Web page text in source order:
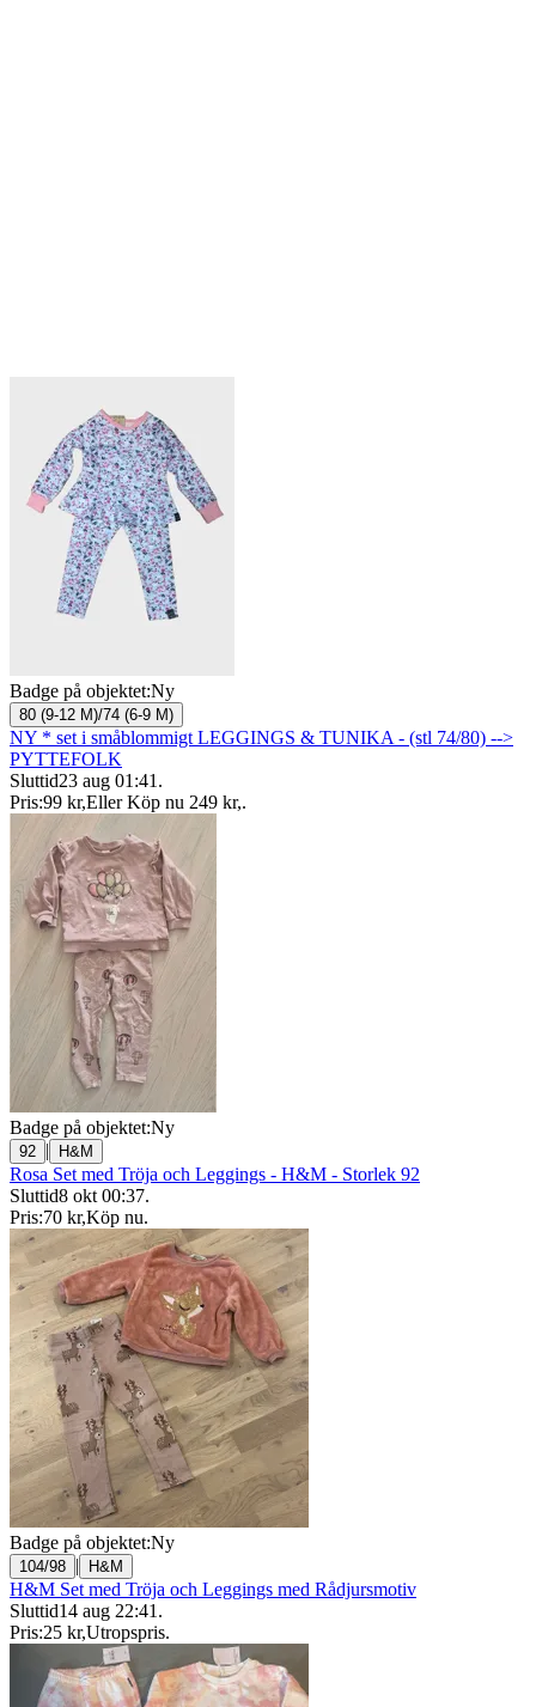
Badge på objektet:Ny
80 (9-12 M)/74 (6-9 M)
NY * set i småblommigt LEGGINGS & TUNIKA - (stl 74/80) -->
PYTTEFOLK
Sluttid23 aug 01:41 .
Pris:99 kr,Eller Köp nu 249 kr,.
Badge på objektet:Ny
92 | H&M
Rosa Set med Tröja och Leggings - H&M - Storlek 92
Sluttid8 okt 00:37.
Pris:70 kr,Köp nu.
Badge på objektet:Ny
104/98 | H&M
H&M Set med Tröja och Leggings med Rådjursmotiv
Sluttid14 aug 22:41 .
Pris:25 kr,Utropspris.